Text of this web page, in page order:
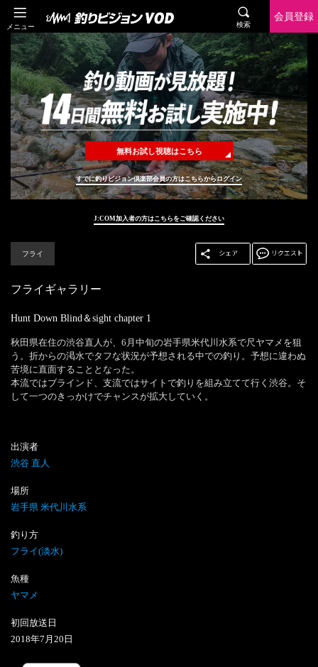
メニュー 検索
会員登録
無料お試し視聴はこちら
すでに釣りビジョン倶楽部会員の方はこちらからログイン
J:COM加入者の方はこちらをご確認ください
フライ
フライギャラリー
Hunt Down Blind＆sight chapter 1
秋田県在住の渋谷直人が、6月中旬の岩手県米代川水系で尺ヤマメを狙
う。折からの渇水でタフな状況が予想される中での釣り。予想に違わぬ
苦境に直面することとなった。
本流ではブラインド、支流ではサイトで釣りを組み立てて行く渋谷。そ
して一つのきっかけでチャンスが拡大していく。
出演者
渋谷 直人
場所
岩手県 米代川水系
釣り方
フライ(淡水)
魚種
ヤマメ
初回放送日
2018年7 月 20 日